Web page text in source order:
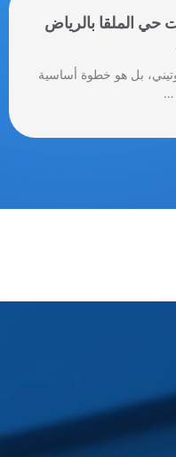
الملقا بالرياض
بل هو خطوة أساسية
…